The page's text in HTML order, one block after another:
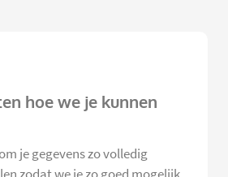
hoe we je kunnen
je gegevens zo volledig